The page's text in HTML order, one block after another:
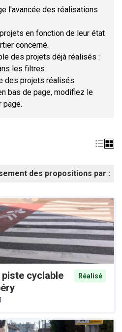
l'avancée des réalisations
en fonction de leur état
concerné.
des projets déjà réalisés :
les filtres
des projets réalisés
bas de page, modifiez le
page.
des propositions par :
cyclable
Réalisé